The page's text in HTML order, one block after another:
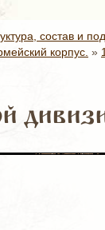
состав и
корпус. »